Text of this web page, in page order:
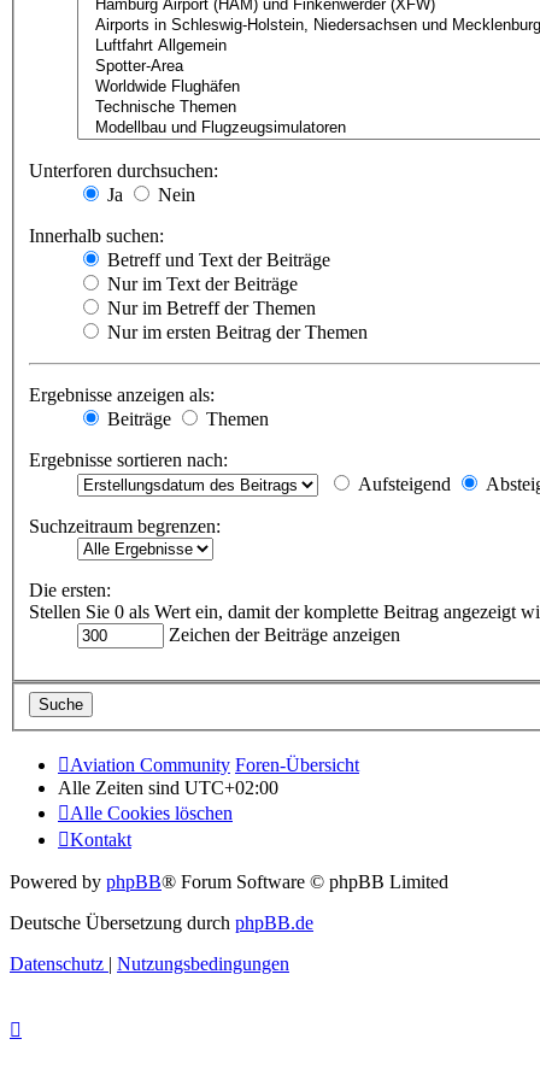
Unterforen durchsuchen:
Ja
Nein
Innerhalb suchen:
Betreff und Text der Beiträge
Nur im Text der Beiträge
Nur im Betreff der Themen
Nur im ersten Beitrag der Themen
Ergebnisse anzeigen als:
Beiträge
Themen
Ergebnisse sortieren nach:
Aufsteigend
Suchzeitraum begrenzen:
Die ersten:
Stellen Sie 0 als Wert ein, damit der komplette Beitrag angezeigt
Zeichen der Beiträge anzeigen
Aviation Community Foren-Übersicht
Alle Zeiten sind UTC+02:00
Alle Cookies löschen
Kontakt
Powered by phpBB® Forum Software © phpBB Limited
Deutsche Übersetzung durch phpBB.de
Datenschutz | Nutzungsbedingungen